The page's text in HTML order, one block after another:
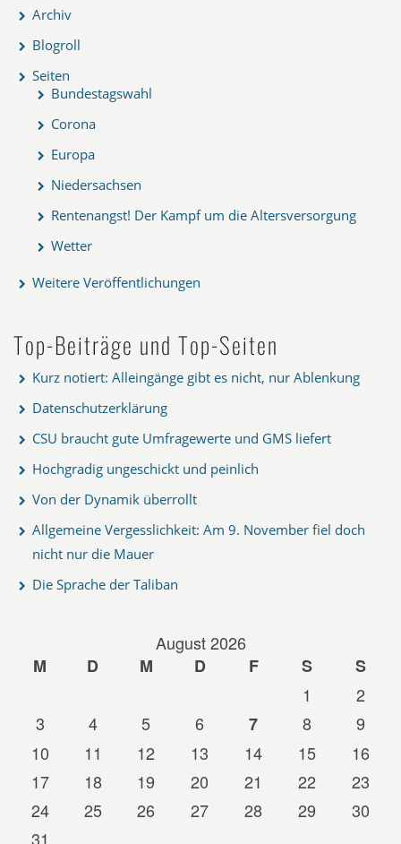
Archiv
Blogroll
Seiten
Bundestagswahl
Corona
Europa
Niedersachsen
Rentenangst! Der Kampf um die Altersversorgung
Wetter
Weitere Veröffentlichungen
Top-Beiträge und Top-Seiten
Kurz notiert: Alleingänge gibt es nicht, nur Ablenkung
Datenschutzerklärung
CSU braucht gute Umfragewerte und GMS liefert
Hochgradig ungeschickt und peinlich
Von der Dynamik überrollt
Allgemeine Vergesslichkeit: Am 9. November fiel doch
nicht nur die Mauer
Die Sprache der Taliban
August 2026
M
D M D F S
S
1
2
3
4 5 6 7 8
9
10
11 12 13 14 15
16
17
18 19 20 21 22
23
24
25 26 27 28 29
30
31